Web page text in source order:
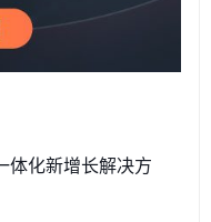
体化新增长解决方